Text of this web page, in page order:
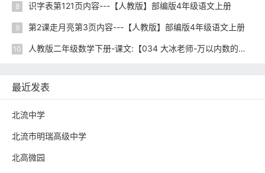
8 识字表第121页内容---【人教版】部编版4年级语文上册
9 第2课走月亮第3页内容---【人教版】部编版4年级语文上册
10 人教版二年级数学下册-课文:【034 大冰老师-万以内数的认识3 P78，P81】视频网课内容
最近发表
北流中学
北流市明瑞高级中学
北高微园